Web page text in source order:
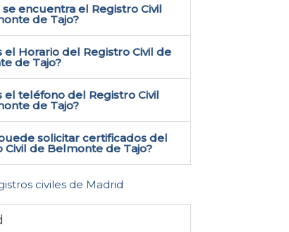
encuentra el Registro Civil
de Tajo​?
el Horario del Registro Civil de
de Tajo?
el teléfono del Registro Civil
de Tajo​?
solicitar certificados del
Civil de Belmonte de Tajo​?
civiles de Madrid